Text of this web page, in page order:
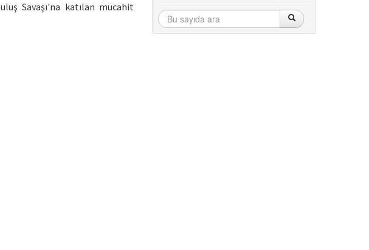
Savaşı'na katılan mücahit